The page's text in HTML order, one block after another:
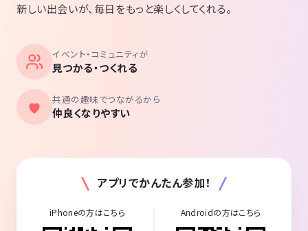
新しい出会いが、毎日をもっと楽しくしてくれる。
イベント・コミュニティが
見つかる・つくれる
共通の趣味でつながるから
仲良くなりやすい
アプリでかんたん参加！
iPhoneの方はこちら Androidの方はこちら